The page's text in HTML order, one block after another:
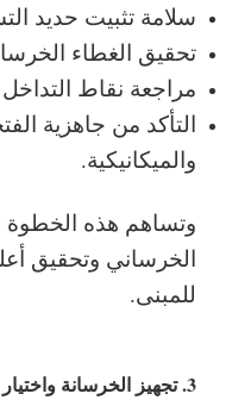
سلامة تثبيت حديد
تحقيق الغطاء
مراجعة نقاط
التأكد من جاهزية
والميكانيكية.
وتساهم هذه
الخرساني وتحقيق
للمبنى.
3. تجهيز الخرسانة واختيار الخلطة المناسبة